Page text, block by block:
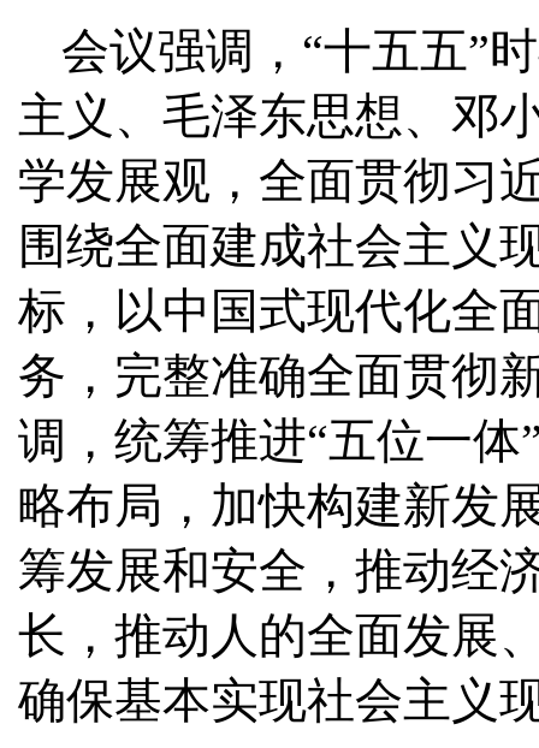
会议强调，“十五五”
主义、毛泽东思想、邓
学发展观，全面贯彻习
围绕全面建成社会主义
标，以中国式现代化全
务，完整准确全面贯彻
调，统筹推进“五位一
略布局，加快构建新发
筹发展和安全，推动经
长，推动人的全面发展
确保基本实现社会主义